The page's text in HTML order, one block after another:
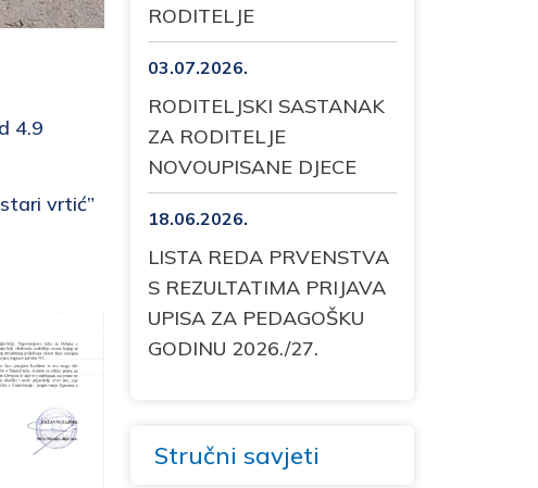
4.9
vrtić”
RODITELJE
03.07.2026.
RODITELJSKI SASTANAK
ZA RODITELJE
NOVOUPISANE DJECE
18.06.2026.
LISTA REDA PRVENSTVA
S REZULTATIMA PRIJAVA
UPISA ZA PEDAGOŠKU
GODINU 2026./27.
Stručni savjeti